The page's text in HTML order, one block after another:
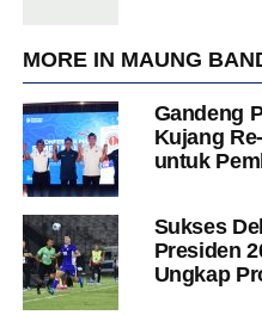
MORE IN MAUNG
Gandeng
Kujang
untuk
Sukses
Presiden
Ungkap